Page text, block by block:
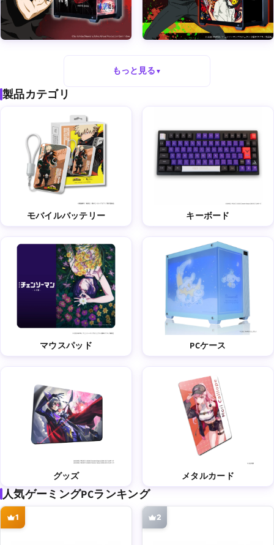
もっと見る ▼
製品カテゴリ
モバイルバッテリー キーボード
マウスパッド PCケース
グッズ メタルカード
人気ゲーミングPCランキング
1 2